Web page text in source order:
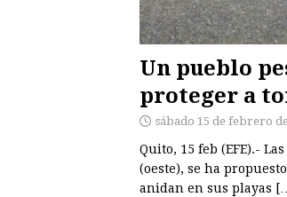
Un pueblo
proteger a
sábado 15 de febrero
Quito, 15 feb (EFE).-
(oeste), se ha
anidan en sus playas